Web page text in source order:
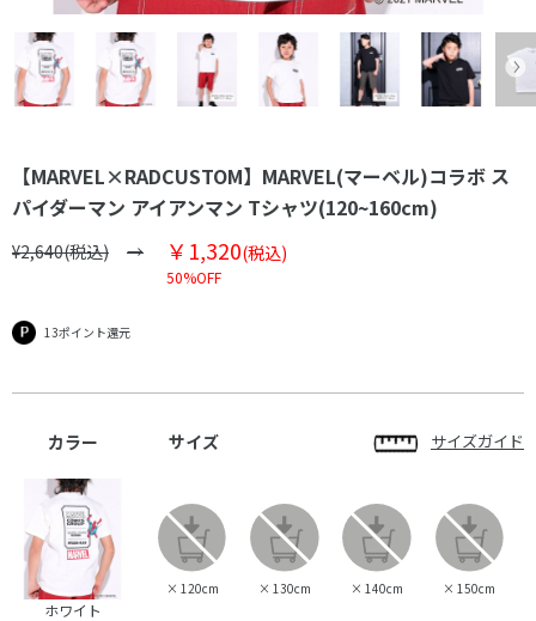
【MARVEL×RADCUSTOM】MARVEL(マーベル)コラボ ス
パイダーマン アイアンマン Tシャツ(120~160cm)
¥2,640(税込) ￥1,320(税込)
50%OFF
13ポイント還元
カラー サイズ サイズガイド
ホワイト
× 120cm × 130cm × 140cm × 150cm